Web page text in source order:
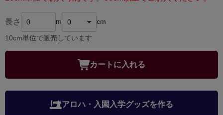
長さ m cm
10cm単位で販売しています
カートに入れる
アロハ・入園入学グッズを作る